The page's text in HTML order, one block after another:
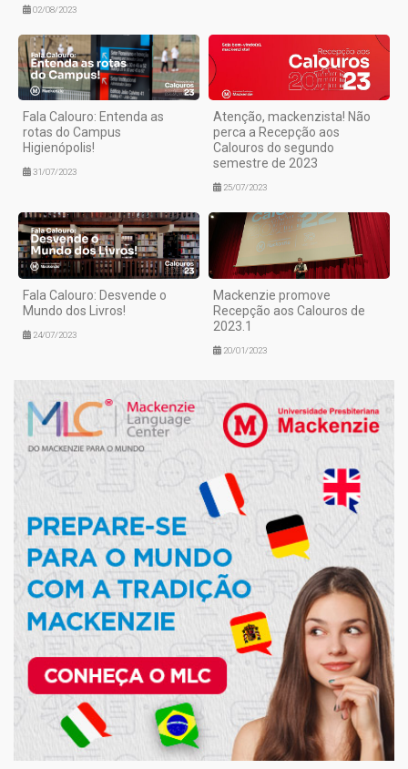
02/08/2023
Fala Calouro: Entenda as
rotas do Campus
Higienópolis!
31/07/2023
Atenção, mackenzista! Não
perca a Recepção aos
Calouros do segundo
semestre de 2023
25/07/2023
Fala Calouro: Desvende o
Mundo dos Livros!
24/07/2023
Mackenzie promove
Recepção aos Calouros de
2023.1
20/01/2023